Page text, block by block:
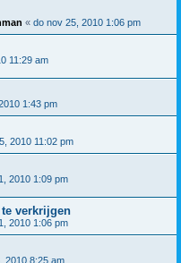
« do nov 25, 2010 1:06 pm
11:29 am
1:43 pm
2010 11:02 pm
2010 1:09 pm
te verkrijgen
2010 1:06 pm
2010 8:25 am